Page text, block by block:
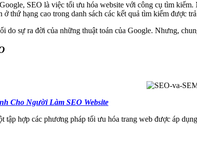
SEO là việc tối ưu hóa website với công cụ tìm
ở thứ hạng cao trong danh sách các kết quả tìm kiếm được
do sự ra đời của những thuật toán của Google. Nhưng,
Cho Người Làm SEO Website
tập hợp các phương pháp tối ưu hóa trang web được áp